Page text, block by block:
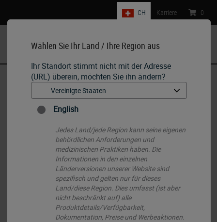
CH
Wählen Sie Ihr Land / Ihre Region aus
Ihr Standort stimmt nicht mit der Adresse
(URL) überein, möchten Sie ihn ändern?
English
Jedes Land/jede Region kann seine eigenen
behördlichen Anforderungen und
medizinischen Praktiken haben. Die
Informationen in den einzelnen
Länderversionen unserer Website sind
spezifisch und gelten nur für dieses
Land/diese Region. Dies umfasst (ist aber
nicht beschränkt auf) alle
Produktdetails/Verfügbarkeit,
Dokumentation, Preise und Werbeaktionen.
Karriere : 0
Histology Consumables
PELORIS Parablocks Paraffin